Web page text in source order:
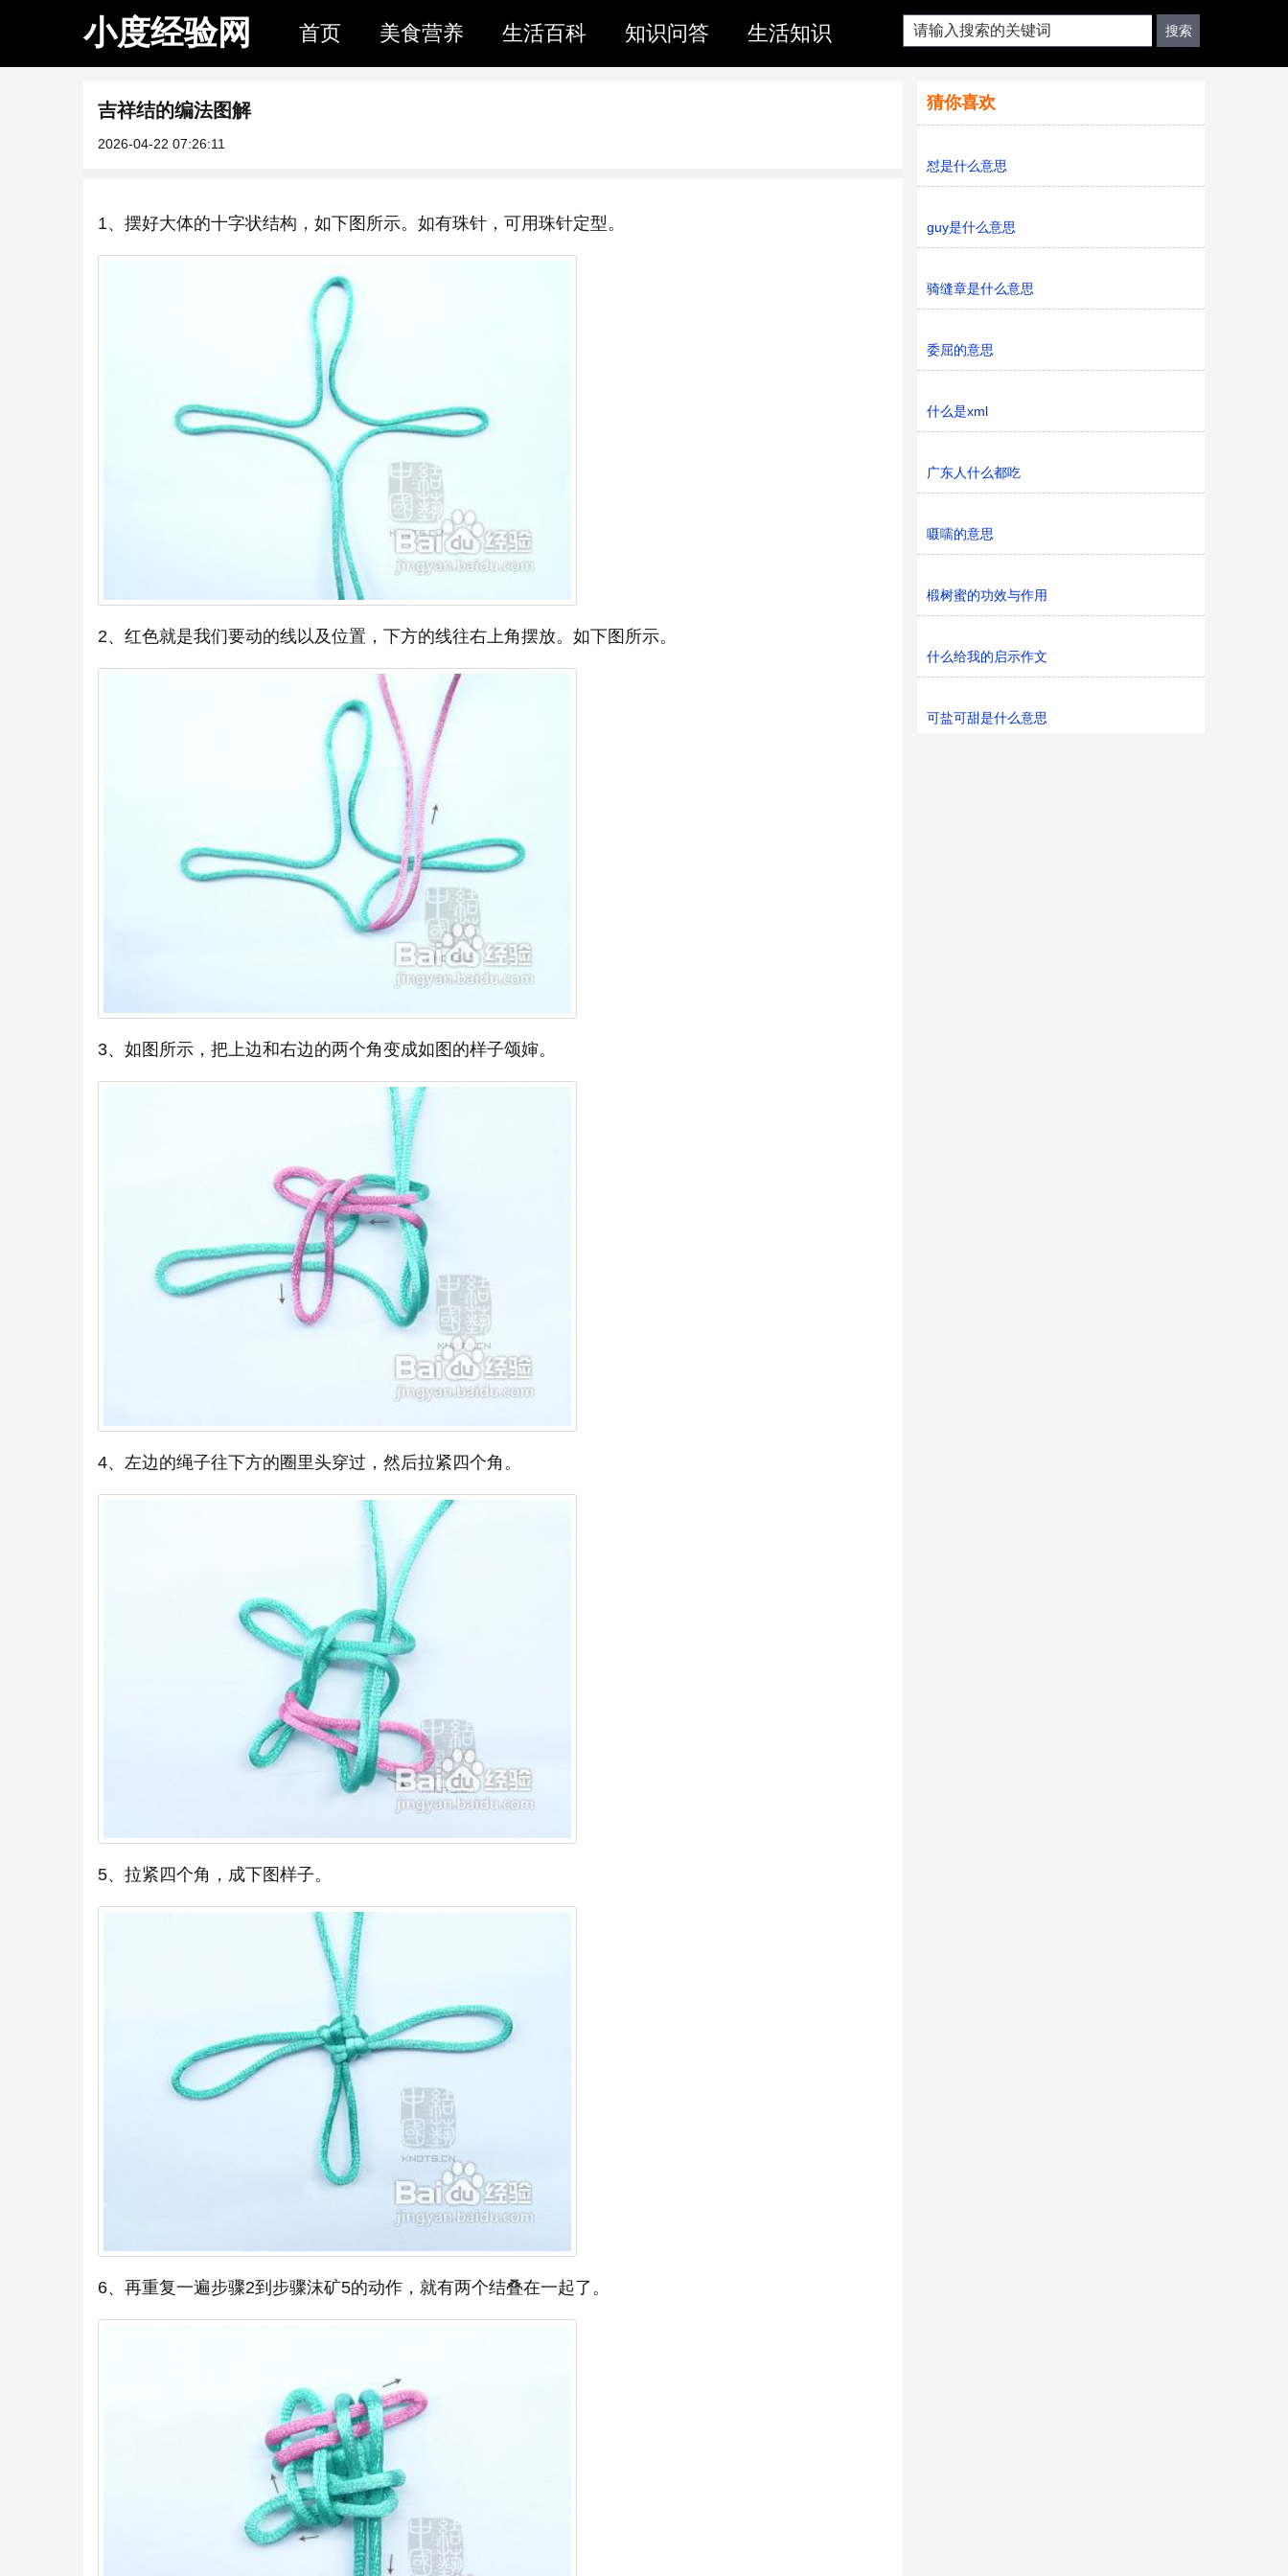
小度经验网 首页 美食营养 生活百科 知识问答 生活知识
吉祥结的编法图解
2026-04-22 07:26:11
1、摆好大体的十字状结构，如下图所示。如有珠针，可用珠针定型。
2、红色就是我们要动的线以及位置，下方的线往右上角摆放。如下图所示。
3、如图所示，把上边和右边的两个角变成如图的样子颂婶。
4、左边的绳子往下方的圈里头穿过，然后拉紧四个角。
5、拉紧四个角，成下图样子。
6、再重复一遍步骤2到步骤沫矿5的动作，就有两个结叠在一起了。
猜你喜欢
怼是什么意思
guy是什么意思
骑缝章是什么意思
委屈的意思
什么是xml
广东人什么都吃
嗫嚅的意思
椴树蜜的功效与作用
什么给我的启示作文
可盐可甜是什么意思